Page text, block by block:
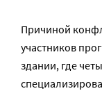
Причиной
участников
здании, где